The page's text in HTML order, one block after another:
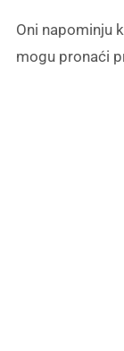
Oni napominju
mogu pronaći